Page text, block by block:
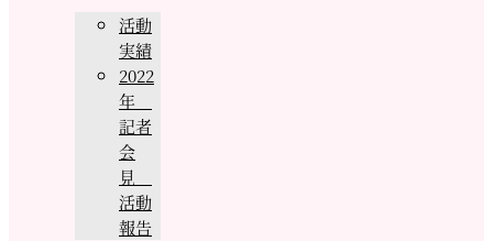
活動
実績
2022
年
記者
会
見
活動
報告